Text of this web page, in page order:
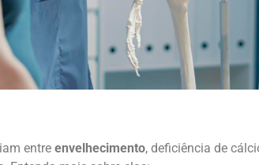
entre envelhecimento, deficiência de